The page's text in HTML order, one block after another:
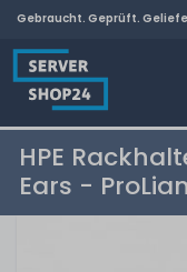
Gebraucht. Geprüft.
HPE
Ears -